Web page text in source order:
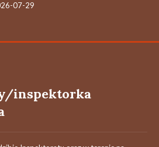
07-29
inspektorka